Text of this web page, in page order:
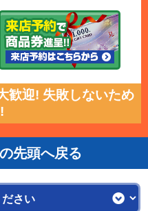
歓迎! 失敗しないため
先頭へ戻る